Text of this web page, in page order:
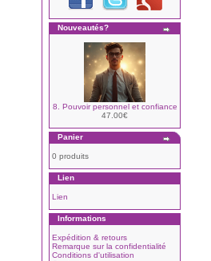
Nouveautés?
8. Pouvoir personnel et confiance
47.00€
Panier
0 produits
Lien
Lien
Informations
Expédition & retours
Remarque sur la confidentialité
Conditions d'utilisation